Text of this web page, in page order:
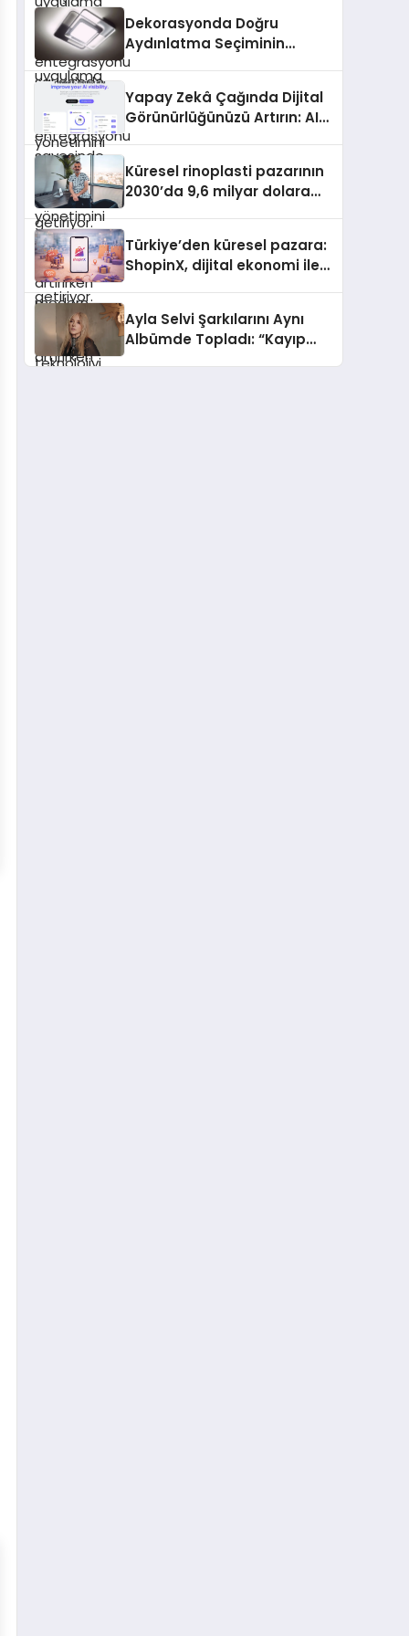
Dekorasyonda Doğru
Aydınlatma Seçiminin
Önemi
Yapay Zekâ Çağında Dijital
Görünürlüğünüzü Artırın: AIO
ile AI Visibility Yönetimi
Küresel rinoplasti pazarının
2030’da 9,6 milyar dolara
Türkiye’den küresel pazara:
ShopinX, dijital ekonomi ile
Ayla Selvi Şarkılarını Aynı
Albümde Topladı: “Kayıp